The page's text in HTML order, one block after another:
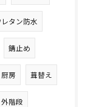
レタン防水
錆止め
厨房 葺替え
外階段